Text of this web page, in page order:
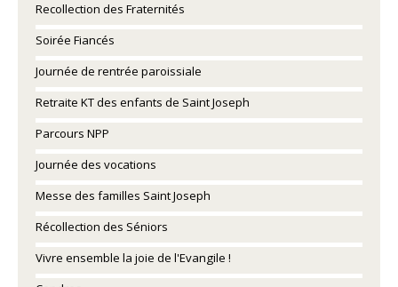
Recollection des Fraternités
Soirée Fiancés
Journée de rentrée paroissiale
Retraite KT des enfants de Saint Joseph
Parcours NPP
Journée des vocations
Messe des familles Saint Joseph
Récollection des Séniors
Vivre ensemble la joie de l'Evangile !